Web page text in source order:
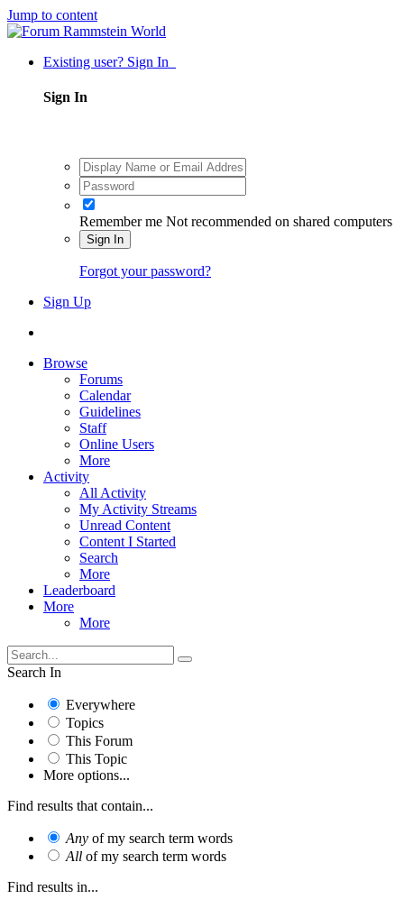
Jump to content
Existing user? Sign In
Sign In
Remember me Not recommended on shared computers
Sign In
Forgot your password?
Sign Up
Browse
Forums
Calendar
Guidelines
Staff
Online Users
More
Activity
All Activity
My Activity Streams
Unread Content
Content I Started
Search
More
Leaderboard
More
More
Search In
Everywhere
Topics
This Forum
This Topic
More options...
Find results that contain...
Any of my search term words
All of my search term words
Find results in...